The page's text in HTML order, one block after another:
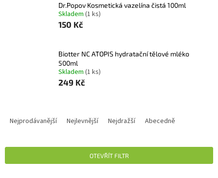
Dr.Popov Kosmetická vazelína čistá 100ml
Skladem (1 ks)
150 Kč
Biotter NC ATOPIS hydratační tělové mléko
500ml
Skladem (1 ks)
249 Kč
A
Í
Nejprodávanější Nejlevnější Nejdražší Abecedně
OTEVŘÍT FILTR